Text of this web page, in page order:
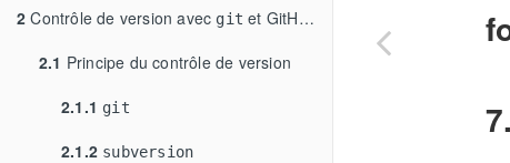
2 Contrôle de version avec git et GitHub : hitorique de changement,
2.1 Principe du contrôle de version
2.1.1 git
2.1.2 subversion